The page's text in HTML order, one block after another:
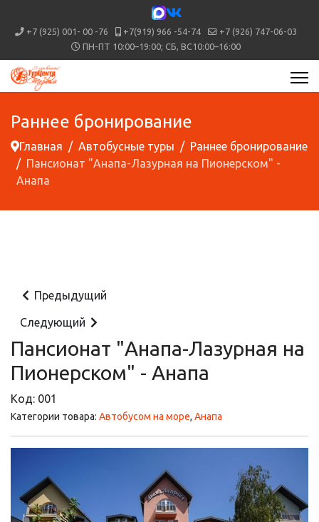
+7 (925) 001- 00 -76 +7(919) 966 -54-74
+7 (926) 747-06-03
ПН-ПТ 10:00–19:00; СБ, ВС10:00–16:00
Раннее бронирование
Главная Автобусные туры
Раннее бронирование
Пансионат "Анапа-Лазурная на Пионерском" -
Анапа
Предыдущий
Следующий
Пансионат "Анапа-Лазурная на
Пионерском" - Анапа
Код: 001
Категории товара: Автобусом на море, Анапа